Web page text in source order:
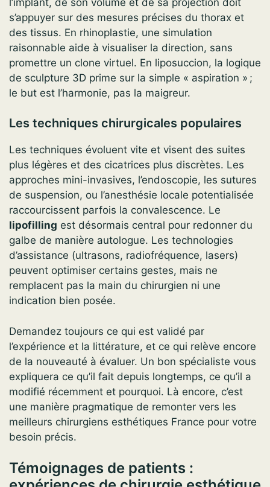
s’appuyer sur des mesures précises du thorax et
des tissus. En rhinoplastie, une simulation
raisonnable aide à visualiser la direction, sans
promettre un clone virtuel. En liposuccion, la logique
de sculpture 3D prime sur la simple « aspiration » ;
le but est l’harmonie, pas la maigreur.
Les techniques chirurgicales populaires
Les techniques évoluent vite et visent des suites
plus légères et des cicatrices plus discrètes. Les
approches mini-invasives, l’endoscopie, les sutures
de suspension, ou l’anesthésie locale potentialisée
raccourcissent parfois la convalescence. Le
lipofilling est désormais central pour redonner du
galbe de manière autologue. Les technologies
d’assistance (ultrasons, radiofréquence, lasers)
peuvent optimiser certains gestes, mais ne
remplacent pas la main du chirurgien ni une
indication bien posée.
Demandez toujours ce qui est validé par
l’expérience et la littérature, et ce qui relève encore
de la nouveauté à évaluer. Un bon spécialiste vous
expliquera ce qu’il fait depuis longtemps, ce qu’il a
modifié récemment et pourquoi. Là encore, c’est
une manière pragmatique de remonter vers les
meilleurs chirurgiens esthétiques France pour votre
besoin précis.
Témoignages de patients :